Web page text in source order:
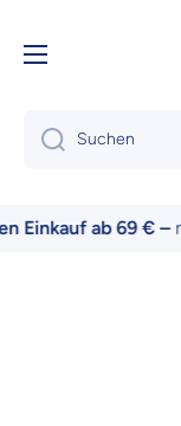
Suchen
ab 69 € –nur
Zu